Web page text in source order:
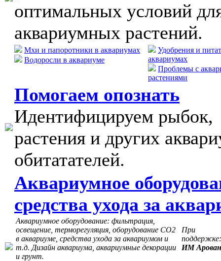
оптимальных условий
аквариумных растений.
Мхи и папоротники в аквариумах
Водоросли в аквариуме
Удобрения и
аквариумах
Проблемы с
растениями
Помогаем опознать
Идентифицируем рыбок,
растения и других
обитатателей.
Аквариумное
средства ухода за
Аквариумное оборудование: фильтрация,
освещение, терморегуляция, оборудование СО2
в аквариуме, средства ухода за аквариумом и
т.д. Дизайн аквариума, аквариумные декорации
и грунт.
При
поддержке:
ИМ